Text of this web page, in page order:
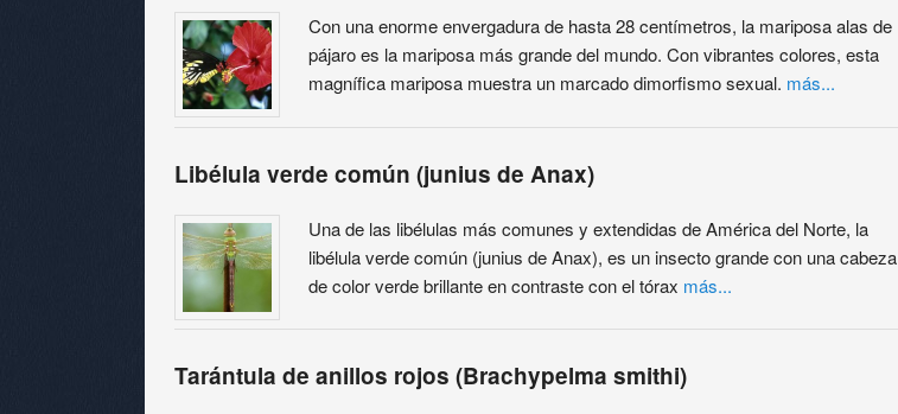
Con una enorme envergadura de hasta 28 centímetros, la mariposa alas de
pájaro es la mariposa más grande del mundo. Con vibrantes colores, esta
magnífica mariposa muestra un marcado dimorfismo sexual. más...
Libélula verde común (junius de Anax)
Una de las libélulas más comunes y extendidas de América del Norte, la
libélula verde común (junius de Anax), es un insecto grande con una cabeza
de color verde brillante en contraste con el tórax más...
Tarántula de anillos rojos (Brachypelma smithi)